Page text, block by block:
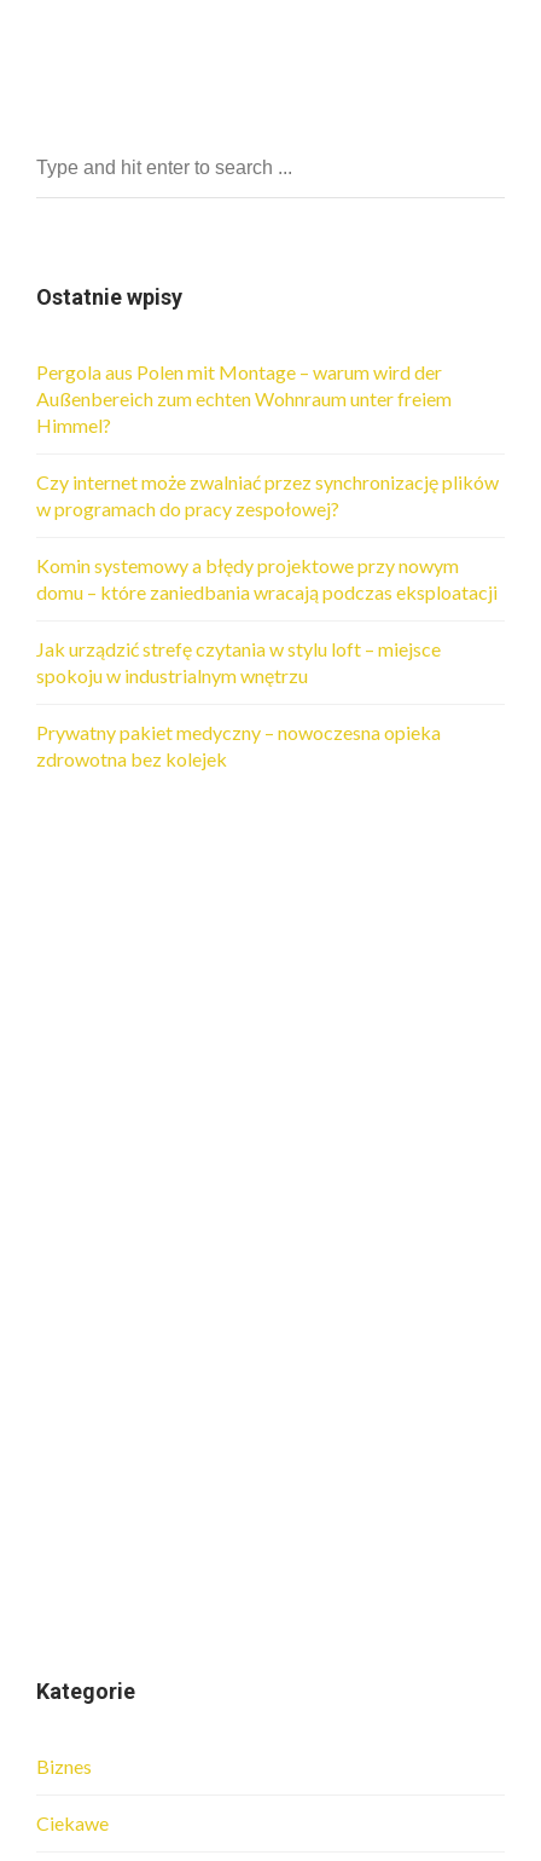
Ostatnie wpisy
Pergola aus Polen mit Montage – warum wird der
Außenbereich zum echten Wohnraum unter freiem
Himmel?
Czy internet może zwalniać przez synchronizację plików
w programach do pracy zespołowej?
Komin systemowy a błędy projektowe przy nowym
domu – które zaniedbania wracają podczas eksploatacji
Jak urządzić strefę czytania w stylu loft – miejsce
spokoju w industrialnym wnętrzu
Prywatny pakiet medyczny – nowoczesna opieka
zdrowotna bez kolejek
Kategorie
Biznes
Ciekawe